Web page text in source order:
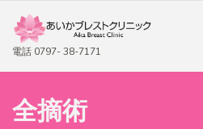
電話 0797- 38-7171
全摘術